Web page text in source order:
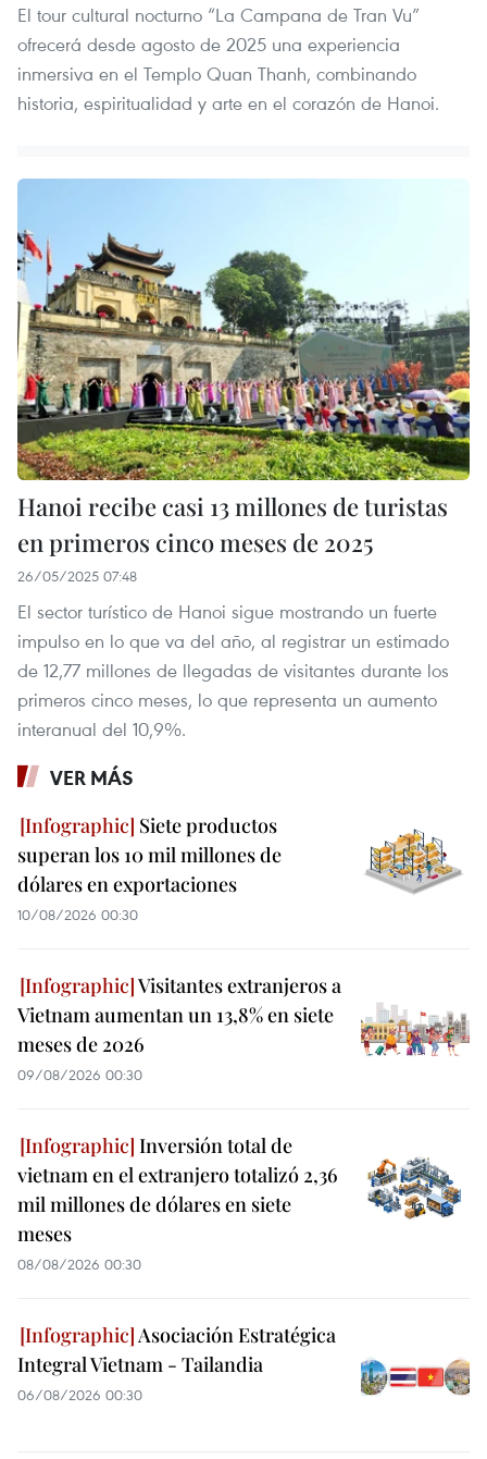
El tour cultural nocturno “La Campana de Tran Vu”
ofrecerá desde agosto de 2025 una experiencia
inmersiva en el Templo Quan Thanh, combinando
historia, espiritualidad y arte en el corazón de Hanoi.
Hanoi recibe casi 13 millones de turistas
en primeros cinco meses de 2025
26/05/2025 07:48
El sector turístico de Hanoi sigue mostrando un fuerte
impulso en lo que va del año, al registrar un estimado
de 12,77 millones de llegadas de visitantes durante los
primeros cinco meses, lo que representa un aumento
interanual del 10,9%.
VER MÁS
Siete productos
superan los 10 mil millones de
dólares en exportaciones
10/08/2026 00:30
Visitantes extranjeros a
Vietnam aumentan un 13,8% en siete
meses de 2026
09/08/2026 00:30
Inversión total de
vietnam en el extranjero totalizó 2,36
mil millones de dólares en siete
meses
08/08/2026 00:30
Asociación Estratégica
Integral Vietnam - Tailandia
06/08/2026 00:30